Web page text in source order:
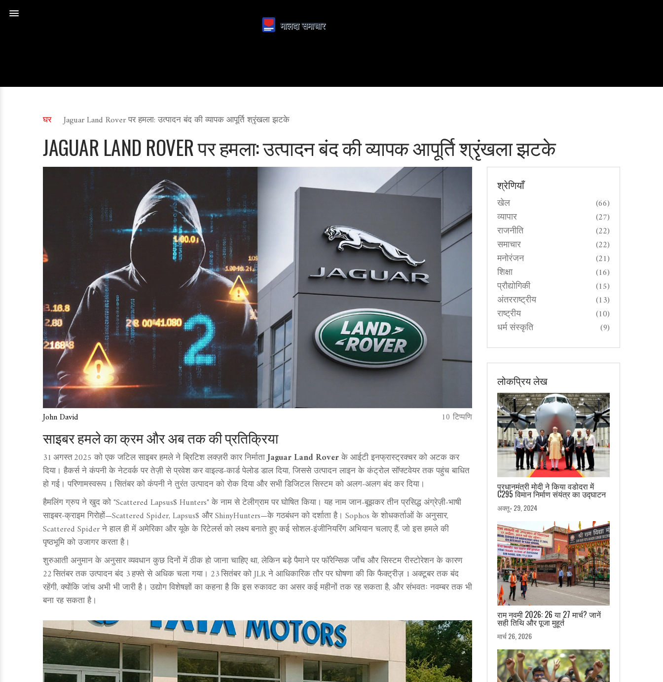
घर Jaguar Land Rover पर हमला: उत्पादन बंद की व्यापक आपूर्ति श्रृंखला झटके
JAGUAR LAND ROVER पर हमला: उत्पादन बंद की व्यापक आपूर्ति श्रृंखला झटके
John David 10 टिप्पणि
साइबर हमले का क्रम और अब तक की प्रतिक्रिया
31 अगस्त 2025 को एक जटिल साइबर हमले ने ब्रिटिश लक्ज़री कार निर्माताJaguar Land Roverके आईटी इनफ्रास्ट्रक्चर को अटक कर
दिया। हैकर्स ने कंपनी के नेटवर्क पर तेज़ी से प्रवेश कर वाइल्ड‑कार्ड पेलोड डाल दिया, जिससे उत्पादन लाइन के कंट्रोल सॉफ्टवेयर तक पहुंच बाधित
हो गई। परिणामस्वरूप 1 सितंबर को कंपनी ने तुरंत उत्पादन को रोक दिया और सभी डिजिटल सिस्टम को अलग‑अलग बंद कर दिया।
हैमलिंग ग्रुप ने खुद को "Scattered Lapsus$ Hunters" के नाम से टेलीग्राम पर घोषित किया। यह नाम जान-बूझकर तीन प्रसिद्ध अंग्रेज़ी‑भाषी
साइबर‑क्राइम गिरोहों—Scattered Spider, Lapsus$ और ShinyHunters—के गठबंधन को दर्शाता है। Sophos के शोधकर्ताओं के अनुसार,
Scattered Spider ने हाल ही में अमेरिका और यूके के रिटेलर्स को लक्ष्य बनाते हुए कई सोशल‑इंजीनियरिंग अभियान चलाए हैं, जो इस हमले की
पृष्ठभूमि को उजागर करता है।
शुरुआती अनुमान के अनुसार व्यवधान कुछ दिनों में ठीक हो जाना चाहिए था, लेकिन बड़े पैमाने पर फॉरेन्सिक जाँच और सिस्टम रीस्टोरेशन के कारण
22 सितंबर तक उत्पादन बंद 3 हफ्ते से अधिक चला गया। 23 सितंबर को JLR ने आधिकारिक तौर पर घोषणा की कि फैक्ट्रीज़ 1 अक्टूबर तक बंद
रहेंगी, क्योंकि जांच अभी भी जारी है। उद्योग विशेषज्ञों का कहना है कि इस रुकावट का असर कई महीनों तक रह सकता है, और संभवतः नवम्बर तक भी
बना रह सकता है।
श्रेणियाँ
खेल (66)
व्यापार (27)
राजनीति (22)
समाचार (22)
मनोरंजन (21)
शिक्षा (16)
प्रौद्योगिकी (15)
अंतरराष्ट्रीय (13)
राष्ट्रीय (10)
धर्म संस्कृति (9)
लोकप्रिय लेख
प्रधानमंत्री मोदी ने किया वडोदरा में
C295 विमान निर्माण संयंत्र का उद्घाटन
अक्तू॰ 29, 2024
राम नवमी 2026: 26 या 27 मार्च? जानें
सही तिथि और पूजा मुहूर्त
मार्च 26, 2026